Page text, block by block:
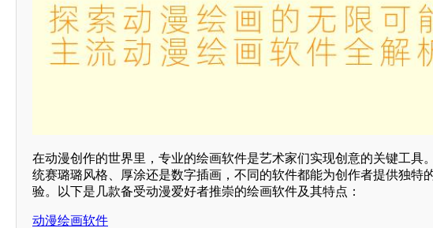
在动漫创作的世界里，专业的绘画软件是艺术家们实现创意的关键工具
统赛璐璐风格、厚涂还是数字插画，不同的软件都能为创作者提供独特
验。以下是几款备受动漫爱好者推崇的绘画软件及其特点：
动漫绘画软件